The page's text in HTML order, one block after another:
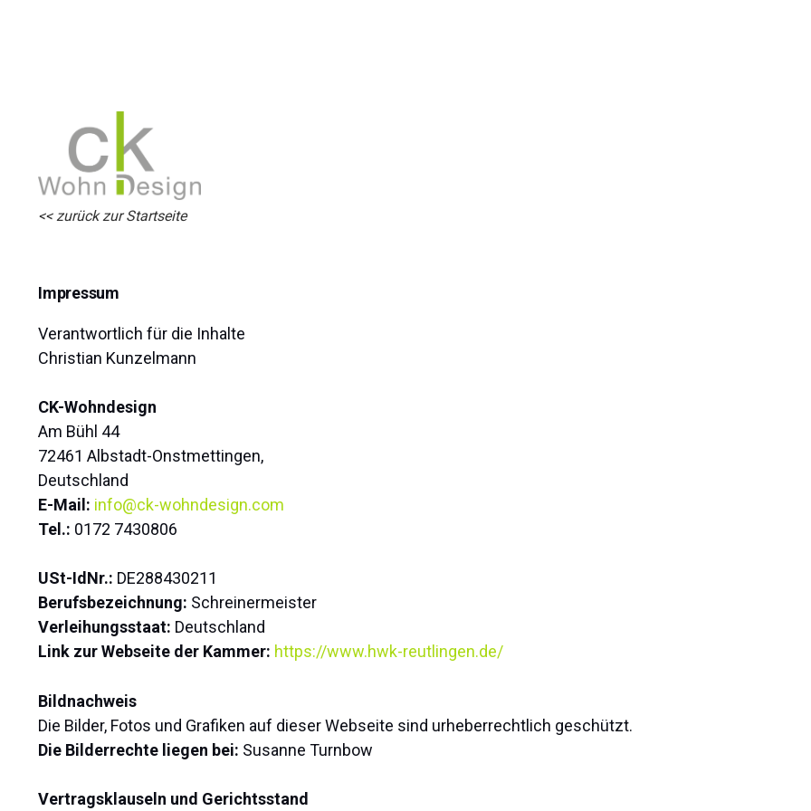
<< zurück zur Startseite
Impressum
Verantwortlich für die Inhalte
Christian Kunzelmann
CK-Wohndesign
Am Bühl 44
72461 Albstadt-Onstmettingen,
Deutschland
E-Mail: info@ck-wohndesign.com
Tel.: 0172 7430806
USt-IdNr.: DE288430211
Berufsbezeichnung: Schreinermeister
Verleihungsstaat: Deutschland
Link zur Webseite der Kammer: https://www.hwk-reutlingen.de/
Bildnachweis
Die Bilder, Fotos und Grafiken auf dieser Webseite sind urheberrechtlich geschützt.
Die Bilderrechte liegen bei: Susanne Turnbow
Vertragsklauseln und Gerichtsstand